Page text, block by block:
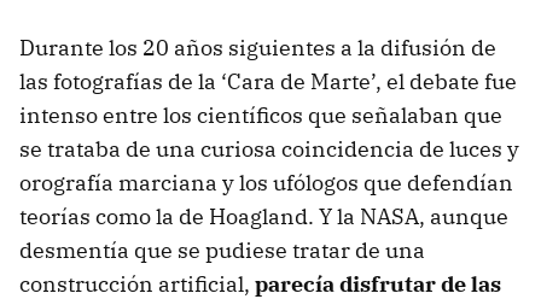
Durante los 20 años siguientes a la difusión de
las fotografías de la ‘Cara de Marte’, el debate fue
intenso entre los científicos que señalaban que
se trataba de una curiosa coincidencia de luces y
orografía marciana y los ufólogos que defendían
teorías como la de Hoagland. Y la NASA, aunque
desmentía que se pudiese tratar de una
construcción artificial, parecía disfrutar de las